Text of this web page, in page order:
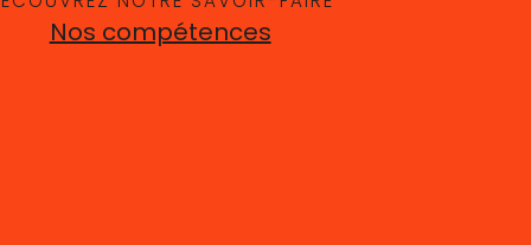
Nos compétences